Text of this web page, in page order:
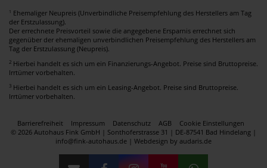
1 Ehemaliger Neupreis (Unverbindliche Preisempfehlung des Herstellers am Tag
der Erstzulassung).
Der errechnete Preisvorteil sowie die angegebene Ersparnis errechnet sich
gegenüber der ehemaligen unverbindlichen Preisempfehlung des Herstellers am
Tag der Erstzulassung (Neupreis).
2 Hierbei handelt es sich um ein Finanzierungs-Angebot. Preise sind Bruttopreise.
Irrtümer vorbehalten.
3 Hierbei handelt es sich um ein Leasing-Angebot. Preise sind Bruttopreise.
Irrtümer vorbehalten.
Barrierefreiheit Impressum Datenschutz AGB
Cookie Einstellungen
© 2026 Autohaus Fink GmbH | Sonthoferstrasse 31 | DE-87541 Bad Hindelang |
info@fink-autohaus.de | Webdesign by audaris.de